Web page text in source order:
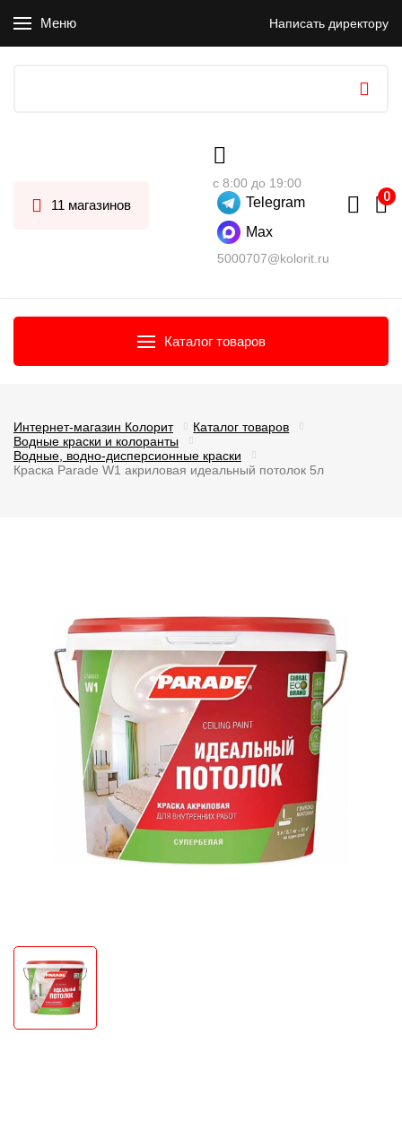
Меню Написать директору
11 магазинов
с 8:00 до 19:00
Telegram
Max
5000707@kolorit.ru
Каталог товаров
Интернет-магазин Колорит
Каталог товаров
Водные краски и колоранты
Водные, водно-дисперсионные краски
Краска Parade W1 акриловая идеальный потолок 5л